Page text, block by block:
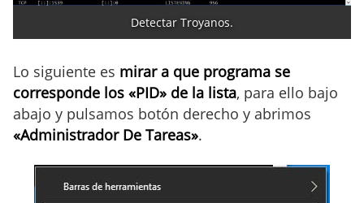
Detectar Troyanos.
Lo siguiente es mirar a que programa se
corresponde los «PID» de la lista, para ello bajo
abajo y pulsamos botón derecho y abrimos
«Administrador De Tareas».